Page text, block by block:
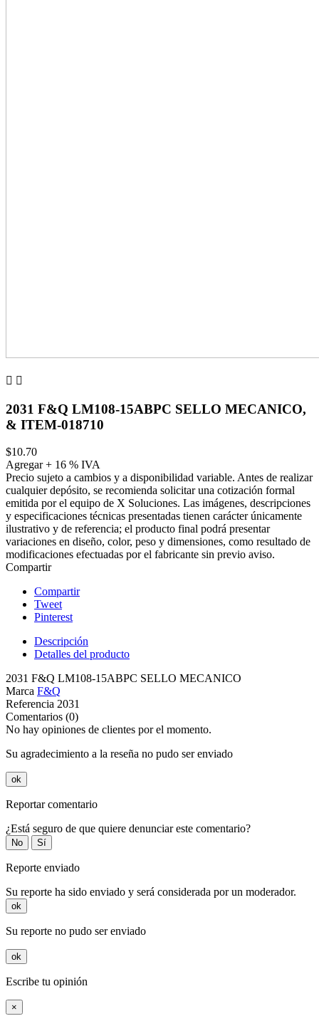
 
2031 F&Q LM108-15ABPC SELLO MECANICO,
& ITEM-018710
$10.70
Agregar + 16 % IVA
Precio sujeto a cambios y a disponibilidad variable. Antes de realizar
cualquier depósito, se recomienda solicitar una cotización formal
emitida por el equipo de X Soluciones. Las imágenes, descripciones
y especificaciones técnicas presentadas tienen carácter únicamente
ilustrativo y de referencia; el producto final podrá presentar
variaciones en diseño, color, peso y dimensiones, como resultado de
modificaciones efectuadas por el fabricante sin previo aviso.
Compartir
Compartir
Tweet
Pinterest
Descripción
Detalles del producto
2031 F&Q LM108-15ABPC SELLO MECANICO
Marca F&Q
Referencia 2031
Comentarios (0)
No hay opiniones de clientes por el momento.
Su agradecimiento a la reseña no pudo ser enviado
ok
Reportar comentario
¿Está seguro de que quiere denunciar este comentario?
No Sí
Reporte enviado
Su reporte ha sido enviado y será considerada por un moderador.
ok
Su reporte no pudo ser enviado
ok
Escribe tu opinión
×